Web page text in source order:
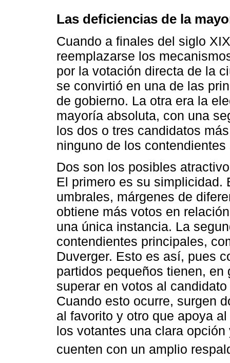
Las deficiencias de la
Cuando a finales del siglo
reemplazarse los
por la votación directa de la
se convirtió en una de las
de gobierno. La otra era la
mayoría absoluta, con una
los dos o tres candidatos
ninguno de los
Dos son los posibles
El primero es su simplicidad.
umbrales, márgenes de
obtiene más votos en
una única instancia. La
contendientes principales,
Duverger. Esto es así, pues
partidos pequeños tienen,
superar en votos al
Cuando esto ocurre, surgen
al favorito y otro que apoya
los votantes una clara
cuenten con un amplio